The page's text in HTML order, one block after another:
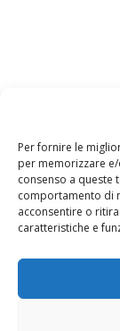
Per fornire le
per memorizzare
consenso a queste
comportamento di
acconsentire o
caratteristiche e